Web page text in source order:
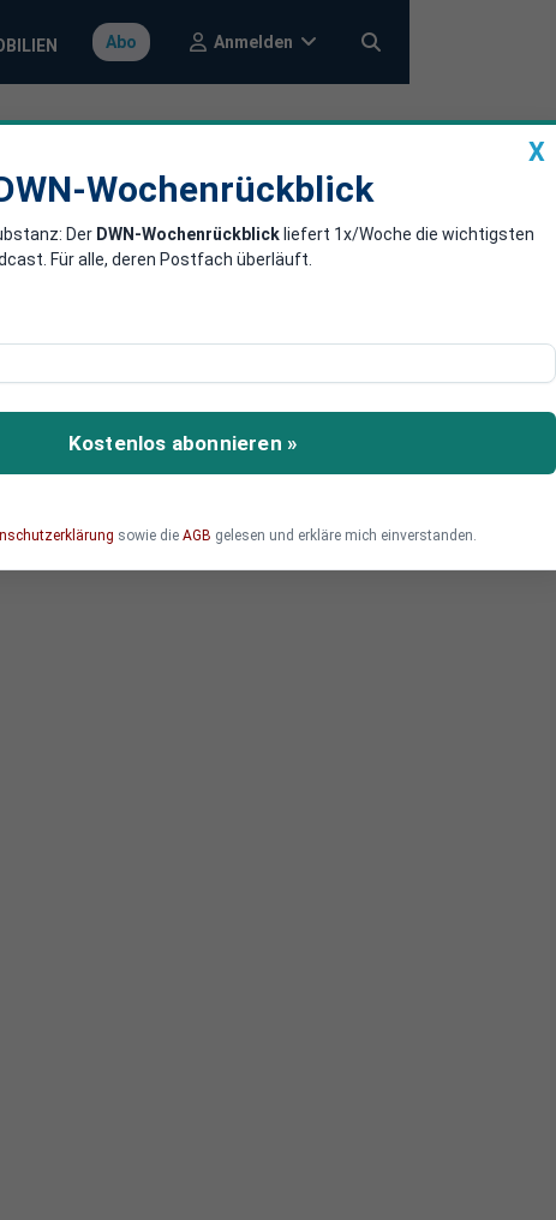
Abo Anmelden
befindet sich ein US-
X
Wochenrückblick
Der DWN-Wochenrückblick liefert 1x/Woche die wichtigsten
Für alle, deren Postfach überläuft.
Kostenlos abonnieren »
sowie die AGB gelesen und erkläre mich einverstanden.